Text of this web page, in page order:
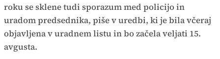
roku se sklene tudi sporazum med policijo in
uradom predsednika, piše v uredbi, ki je bila včeraj
objavljena v uradnem listu in bo začela veljati 15.
avgusta.